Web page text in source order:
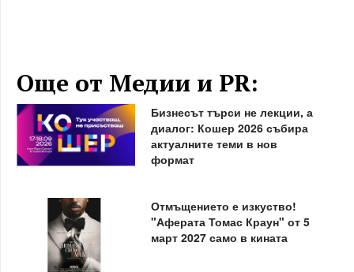
Още от Медии и PR:
Бизнесът търси не лекции, а
диалог: Кошер 2026 събира
актуалните теми в нов
формат
Отмъщението е изкуство!
"Аферата Томас Краун" от 5
март 2027 само в кината